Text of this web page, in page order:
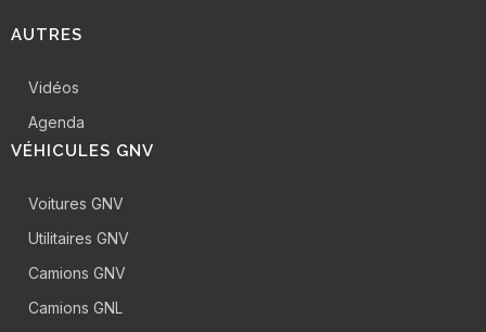
AUTRES
Vidéos
Agenda
VÉHICULES GNV
Voitures GNV
Utilitaires GNV
Camions GNV
Camions GNL